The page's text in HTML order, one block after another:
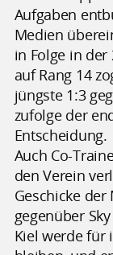
Aufgaben
Medien
in Folge in
auf Rang 14
jüngste 1:3
zufolge der
Entscheidung.
Auch Co-
den Verein
Geschicke
gegenüber
Kiel werde für